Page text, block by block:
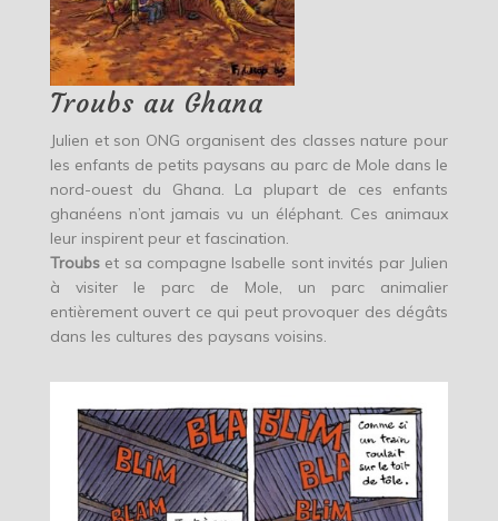
Troubs au Ghana
Julien et son ONG organisent des classes nature pour
les enfants de petits paysans au parc de Mole dans le
nord-ouest du Ghana. La plupart de ces enfants
ghanéens n’ont jamais vu un éléphant. Ces animaux
leur inspirent peur et fascination.
Troubset sa compagne Isabelle sont invités par Julien
à visiter le parc de Mole, un parc animalier
entièrement ouvert ce qui peut provoquer des dégâts
dans les cultures des paysans voisins.